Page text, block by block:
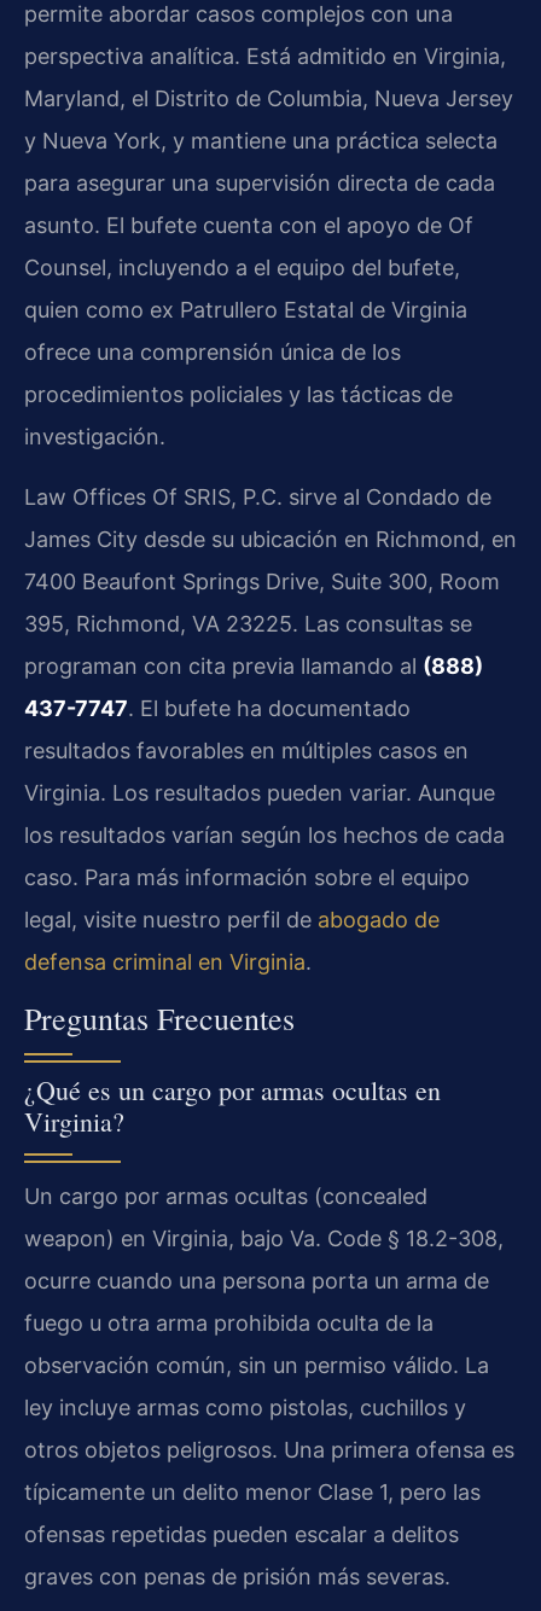
permite abordar casos complejos con una
perspectiva analítica. Está admitido en Virginia,
Maryland, el Distrito de Columbia, Nueva Jersey
y Nueva York, y mantiene una práctica selecta
para asegurar una supervisión directa de cada
asunto. El bufete cuenta con el apoyo de Of
Counsel, incluyendo a el equipo del bufete,
quien como ex Patrullero Estatal de Virginia
ofrece una comprensión única de los
procedimientos policiales y las tácticas de
investigación.
Law Offices Of SRIS, P.C. sirve al Condado de
James City desde su ubicación en Richmond, en
7400 Beaufont Springs Drive, Suite 300, Room
395, Richmond, VA 23225. Las consultas se
programan con cita previa llamando al (888)
437-7747. El bufete ha documentado
resultados favorables en múltiples casos en
Virginia. Los resultados pueden variar. Aunque
los resultados varían según los hechos de cada
caso. Para más información sobre el equipo
legal, visite nuestro perfil de abogado de
defensa criminal en Virginia.
Preguntas Frecuentes
¿Qué es un cargo por armas ocultas en
Virginia?
Un cargo por armas ocultas (concealed
weapon) en Virginia, bajo Va. Code § 18.2-308,
ocurre cuando una persona porta un arma de
fuego u otra arma prohibida oculta de la
observación común, sin un permiso válido. La
ley incluye armas como pistolas, cuchillos y
otros objetos peligrosos. Una primera ofensa es
típicamente un delito menor Clase 1, pero las
ofensas repetidas pueden escalar a delitos
graves con penas de prisión más severas.